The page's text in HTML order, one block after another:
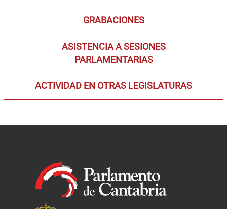
GRABACIONES
ASISTENCIA A SESIONES
PARLAMENTARIAS
ACTIVIDAD EN OTRAS LEGISLATURAS